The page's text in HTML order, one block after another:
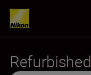
Refurbished